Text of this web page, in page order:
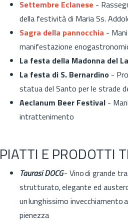
Settembre Eclanese -
della festività di Maria Ss.
Sagra della pannocchia -
manifestazione
La festa della Madonna del
La festa di S. Bernardino -
statua del Santo per le strade
Aeclanum Beer Festival -
intrattenimento
PIATTI E PRODOTTI
Taurasi DOCG- Vino di grande
strutturato, elegante ed
un lunghissimo invecchiamento
pienezza